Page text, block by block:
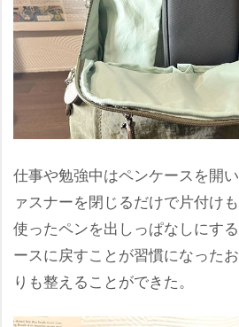
仕事や勉強中はペンケースを開
ァスナーを閉じるだけで片付けも
使ったペンを出しっぱなしにす
ースに戻すことが習慣になった
りも整えることができた。